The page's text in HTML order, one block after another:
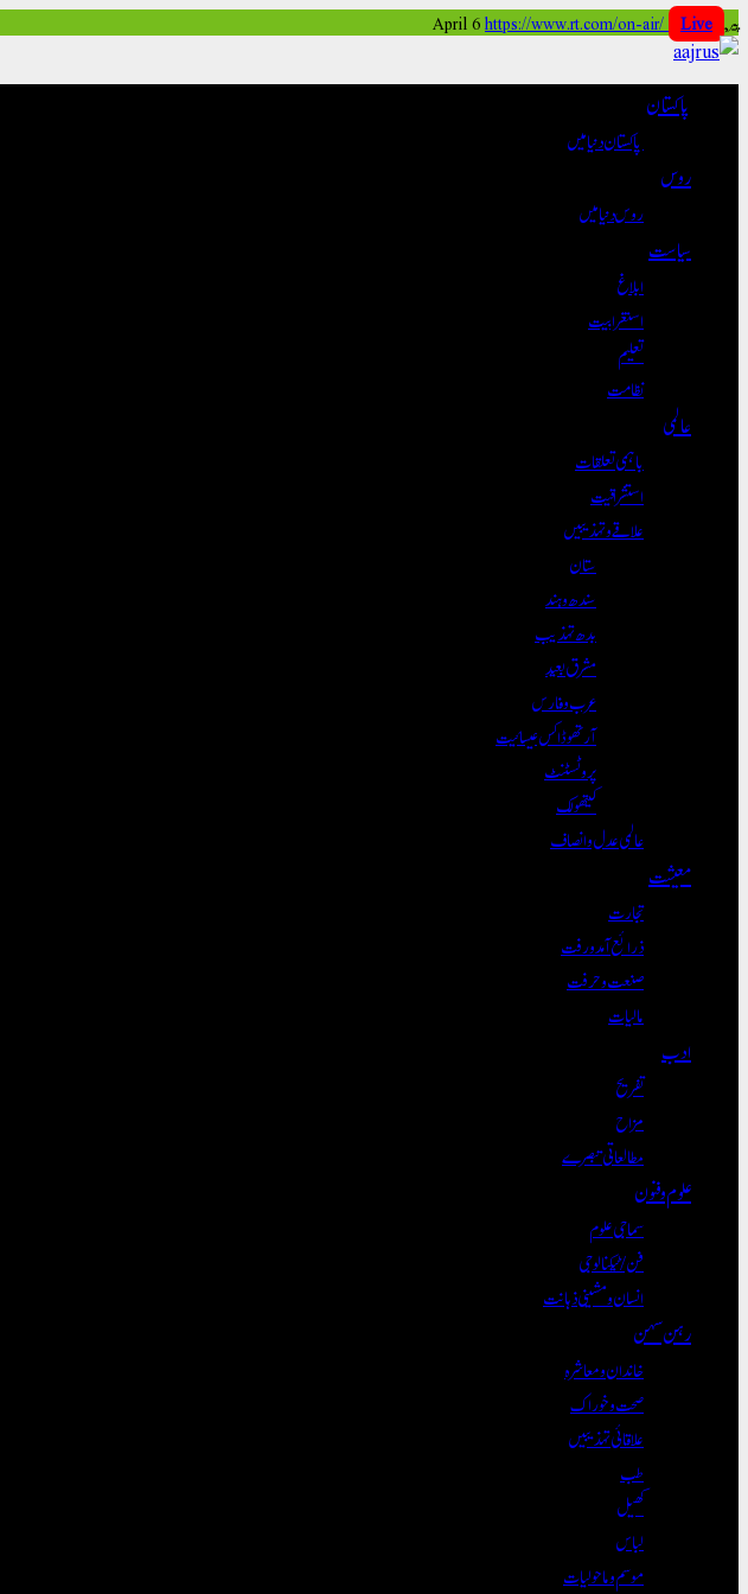
Skip
to
content
پیر, April 6 https://www.rt.com/on-air/ Live
پاکستان
پاکستان دنیا میں
روس
روس دنیا میں
سیاست
ابلاغ
استغرابیت
تعلیم
نظامت
عالمی
باہمی تعلقات
استشراقیت
علاقے و تہذیبیں
ستان
سندھ و ہند
بدھ تہذیب
مشرق بعید
عرب و فارس
آرتھوڈاکس عیسائیت
پروٹسٹنٹ
کیتھولک
عالمی عدل و انصاف
معیشت
تجارت
ذرائع آمدورفت
صنعت و حرفت
مالیات
ادب
تفریح
مزاح
مطالعاتی تبصرے
علوم و فنون
سماجی علوم
فن/ٹیکنالوجی
انسان و مشینی ذہانت
رہن سہن
خاندان و معاشرہ
صحت و خوراک
علاقائی تہذیبیں
طب
کھیل
لباس
موسم و ماحولیات